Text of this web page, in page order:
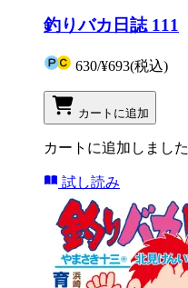
釣りバカ日誌 111
630/¥693(税込)
カートに追加
カートに追加しました
試し読み